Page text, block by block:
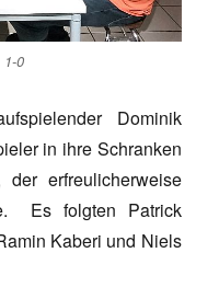
1-0
Dominik
in ihre Schranken
erfreulicherweise
Es folgten Patrick
Kaberi und Niels